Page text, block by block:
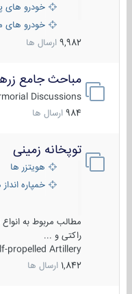
خودرو های
خودرو های
9,982 ارسال ها
مباحث جامع
Discussions
984 ارسال ها
توپخانه زمینی
هویتزر ها
خمپاره انداز ها
مطالب مربوط به
راکتی و ...
propelled Artillery ...
1,842 ارسال ها